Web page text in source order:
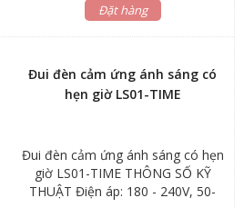
Đặt hàng
Đui đèn cảm ứng ánh sáng có
hẹn giờ LS01-TIME
Đui đèn cảm ứng ánh sáng có hẹn
giờ LS01-TIME THÔNG SỐ KỸ
THUẬT Điện áp: 180 - 240V, 50-